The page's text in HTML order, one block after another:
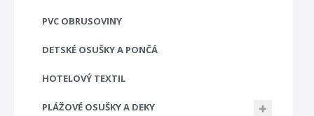
PVC OBRUSOVINY
DETSKÉ OSUŠKY A PONČÁ
HOTELOVÝ TEXTIL
PLÁŽOVÉ OSUŠKY A DEKY